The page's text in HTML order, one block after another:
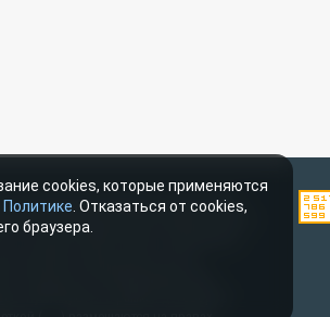
редакции, нештатными
охраняются законодательством о
портале «МОЁ! Online», допускается
условии гиперссылки на moe-
контрактов об информационном
публикуются в рамках договоров
cookies, которые применяются
Политике . Отказаться от cookies,
браузера.